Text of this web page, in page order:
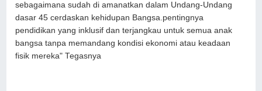
sebagaimana sudah di amanatkan dalam Undang-Undang
dasar 45 cerdaskan kehidupan Bangsa.pentingnya
pendidikan yang inklusif dan terjangkau untuk semua anak
bangsa tanpa memandang kondisi ekonomi atau keadaan
fisik mereka" Tegasnya